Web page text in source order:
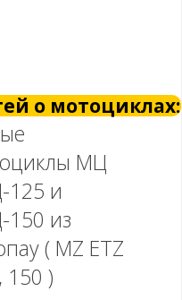
о мотоциклах:
МЦ
125 и
из
( MZ ETZ
150 )